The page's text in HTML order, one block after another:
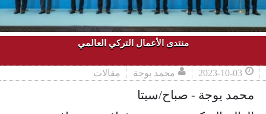
منتدى الأعمال التركي العالمي
2023-10-03 محمد يوجة مقالات
محمد يوجة - صباح/سيتا